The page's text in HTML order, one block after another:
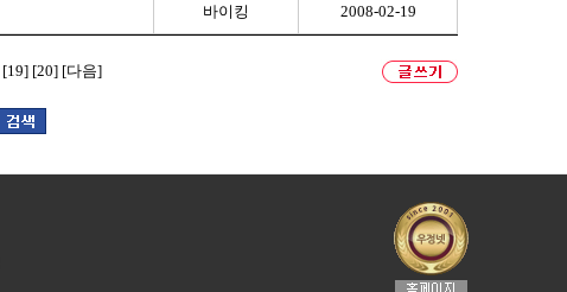
바이킹 2008-02-19
[19] [20] [다음]